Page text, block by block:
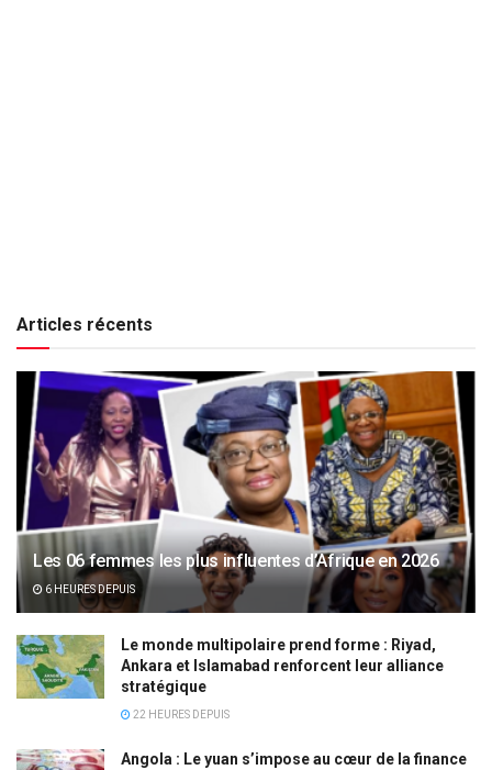
Articles récents
Les 06 femmes les plus influentes d’Afrique en 2026
6 HEURES DEPUIS
Le monde multipolaire prend forme : Riyad,
Ankara et Islamabad renforcent leur alliance
stratégique
22 HEURES DEPUIS
Angola : Le yuan s’impose au cœur de la finance